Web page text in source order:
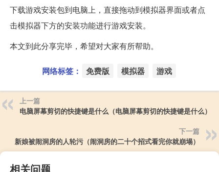
下载游戏安装包到电脑上，直接拖动到模拟器界面或者点
击模拟器下方的安装功能进行游戏安装。
本文到此分享完毕，希望对大家有所帮助。
网络标签： 免费版 模拟器 游戏
上一篇
电脑屏幕剪切的快捷键是什么（电脑屏幕剪切的快捷键是什么）
下一篇
新娘被闹洞房的人轮污（闹洞房的二十个招式看完你就崩塌）
相关问题